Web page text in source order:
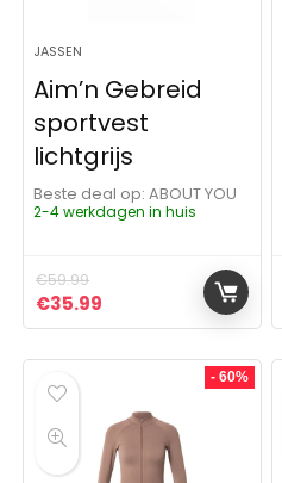
JASSEN
Aim’n Gebreid
sportvest
lichtgrijs
Beste deal op:
ABOUT YOU
2-4 werkdagen in huis
€59.99
Oorspronkelijke prijs was:
€35.99 Huidige prijs is:
- 60%